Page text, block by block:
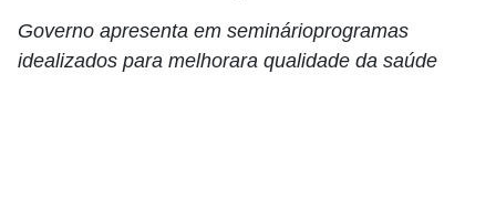
Governo apresenta em seminárioprogramas
idealizados para melhorara qualidade da saúde